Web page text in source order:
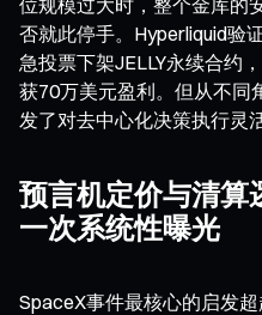
否就此停手。Hyperliquid验
急投票下架JELLY永续合约
获70万美元盈利。但从不同
发了对去中心化决策执行灵
预言机定价与清算
一次系统性曝光
SpaceX事件最核心的启发